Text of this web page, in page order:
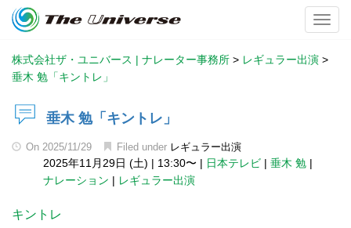
株式会社ザ・ユニバース | ナレーター事務所 > レギュラー出演 >
垂木 勉「キントレ」
垂木 勉「キントレ」
On 2025/11/29 Filed under レギュラー出演
2025年11月29日 (土) | 13:30〜 | 日本テレビ | 垂木 勉 |
ナレーション | レギュラー出演
キントレ